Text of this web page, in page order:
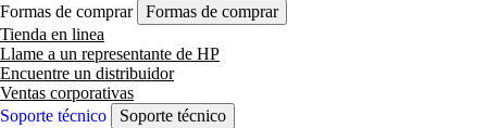
Formas de comprar
Formas de comprar
Tienda en linea
Llame a un representante de HP
Encuentre un distribuidor
Ventas corporativas
Soporte técnico
Soporte técnico